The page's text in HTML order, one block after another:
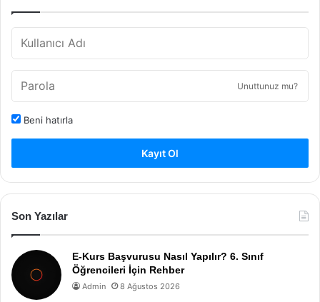
Unuttunuz mu?
Beni hatırla
Kayıt Ol
Son Yazılar
E-Kurs Başvurusu Nasıl Yapılır? 6. Sınıf
Öğrencileri İçin Rehber
Admin 8 Ağustos 2026